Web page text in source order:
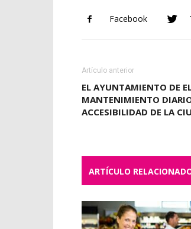
Facebook
Artículo anterior
EL AYUNTAMIENTO DE
MANTENIMIENTO
ACCESIBILIDAD DE LA
ARTÍCULO